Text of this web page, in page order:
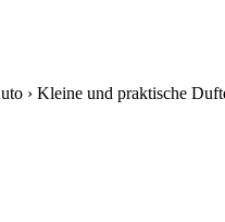
› Kleine und praktische